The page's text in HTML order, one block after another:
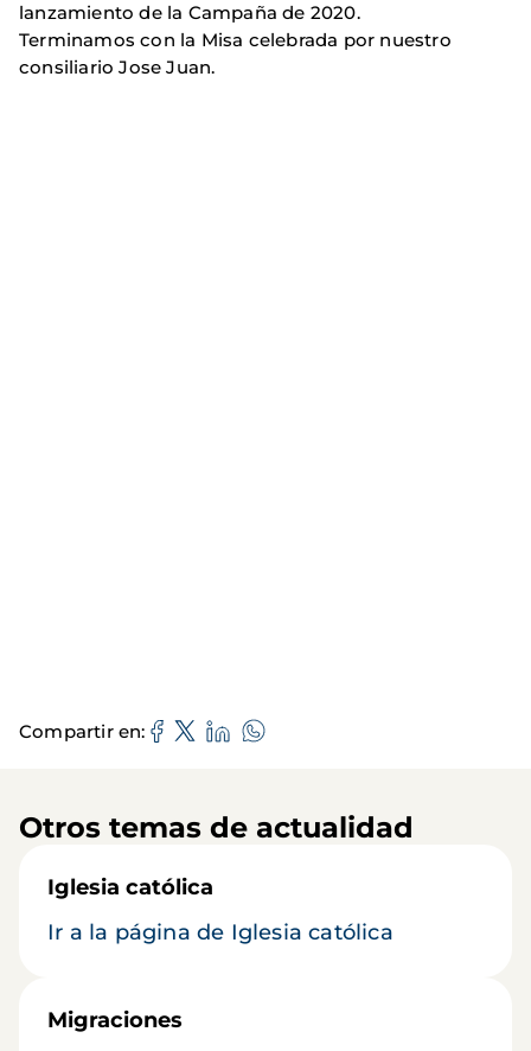
lanzamiento de la Campaña de 2020.
Terminamos con la Misa celebrada por nuestro
consiliario Jose Juan.
Compartir en
Otros temas de actualidad
Iglesia católica
Ir a la página de Iglesia católica
Migraciones